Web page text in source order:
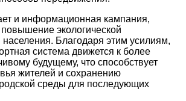
и информационная кампания,
экологической
Благодаря этим усилиям,
система движется к более
будущему, что способствует
жителей и сохранению
среды для последующих